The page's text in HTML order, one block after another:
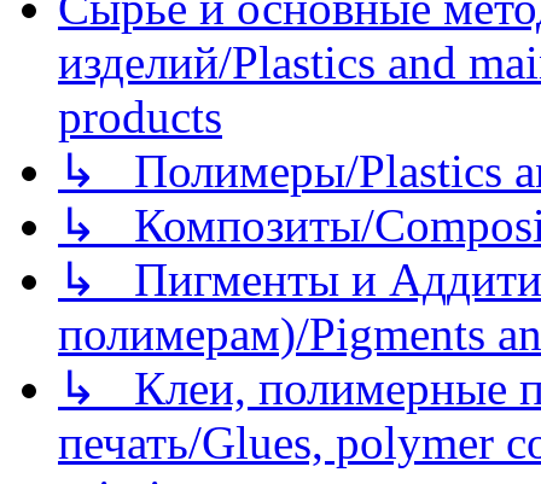
изделий/Plastics and
products
↳ Полимеры/Plastics
↳ Композиты/
↳ Пигменты и
полимерам)/Pigments
↳ Клеи, полимерные
печать/Glues, polymer